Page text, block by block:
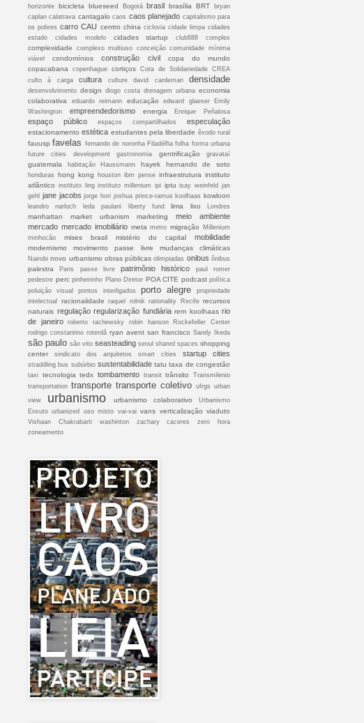
horizonte bicicleta blueseed Bogotá brasil brasília BRT
bryan
caplan calatrava cantagalo caos caos planejado capitalismo para
os pobres carro CAU centro china ciclovia cidade limpa cidades
estado
cidades modelo cidades startup club688 complex
complexidade complexo multiuso conceição comunidade mínima
viável
condomínios construção civil
copa do mundo
copacabana
copenhague cortiços Cota de Solidariedade CREA
culto à carga
cultura culture david cardeman densidade
desenvolvimento design diogo costa drenagem urbana economia
colaborativa
eduardo reimann educação edward glaeser
Emily
Washington
empreendedorismo energia Enrique Peñalosa
espaço público espaços compartilhados especulação
estacionamento estética estudantes pela liberdade êxodo rural
fauusp favelas fernando de noronha Filadélfia folha forma urbana
future cities development
gastronomia gentrificação gravataí
guatemala habitação Haussmann hayek hernando de soto
honduras hong kong houston ibm pense infraestrutura instituto
atlântico instituto ling instituto millenium ipi iptu isay weinfeld
jan
gehl jane jacobs jorge hori joshua prince-ramus koolhaas kowloon
leandro narloch leda paulani liberty fund lima lixo Londres
manhattan market urbanism marketing
meio ambiente
mercado mercado imobiliário meta metro migração
Millenium
minhocão
mises brasil mistério do capital mobilidade
modernismo movimento passe livre mudanças climáticas
Nairobi novo urbanismo obras públicas olimpiadas onibus ônibus
palestra Paris passe livre patrimônio histórico
paul romer
pedestre perc pinheirinho Plano Diretor POA CITE podcast política
poluição visual
pontos interligados porto alegre
propriedade
intelectual
racionalidade raquel rolnik rationality Recife recursos
naturais regulação regularização fundiária rem koolhaas rio
de janeiro
roberto rachewsky robin hanson
Rockefeller Center
rodrigo constantino roterdã ryan avent san francisco Sandy Ikeda
são paulo são vito seasteading seoul shared spaces shopping
center
sindicato dos arquitetos smart cities startup cities
straddling bus subúrbio sustentabilidade tatu taxa de congestão
taxi tecnologia tedx tombamento transit trânsito
Transmilenio
transportation transporte transporte coletivo ufrgs urban
view
urbanismo urbanismo colaborativo
Urbanismo
Enxuto urbanized uso misto vai-vai vans verticalização viaduto
Vishaan Chakrabarti washinton zachary caceres
zero hora
zoneamento